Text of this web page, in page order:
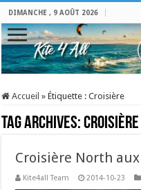
DIMANCHE , 9 AOÛT 2026
Accueil » Étiquette :Croisière
Tag Archives:Croisière
Croisière North
Kite4all Team 2014-10-23